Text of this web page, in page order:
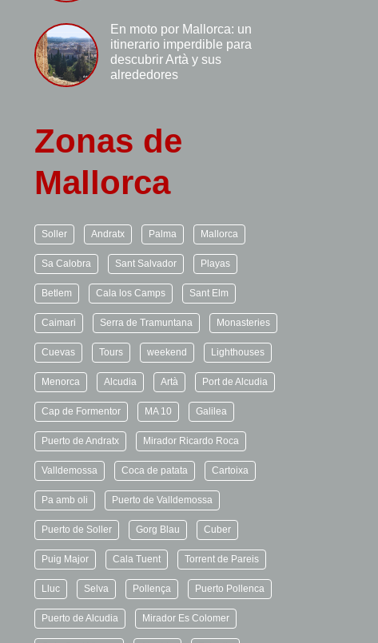
En moto por Mallorca: un
itinerario imperdible para
descubrir Artà y sus
alrededores
Zonas de
Mallorca
Soller Andratx Palma Mallorca
Sa Calobra Sant Salvador Playas
Betlem Cala los Camps Sant Elm
Caimari Serra de Tramuntana Monasteries
Cuevas Tours weekend Lighthouses
Menorca Alcudia Artà Port de Alcudia
Cap de Formentor MA 10 Galilea
Puerto de Andratx Mirador Ricardo Roca
Valldemossa Coca de patata Cartoixa
Pa amb oli Puerto de Valldemossa
Puerto de Soller Gorg Blau Cuber
Puig Major Cala Tuent Torrent de Pareis
Lluc Selva Pollença Puerto Pollenca
Puerto de Alcudia Mirador Es Colomer